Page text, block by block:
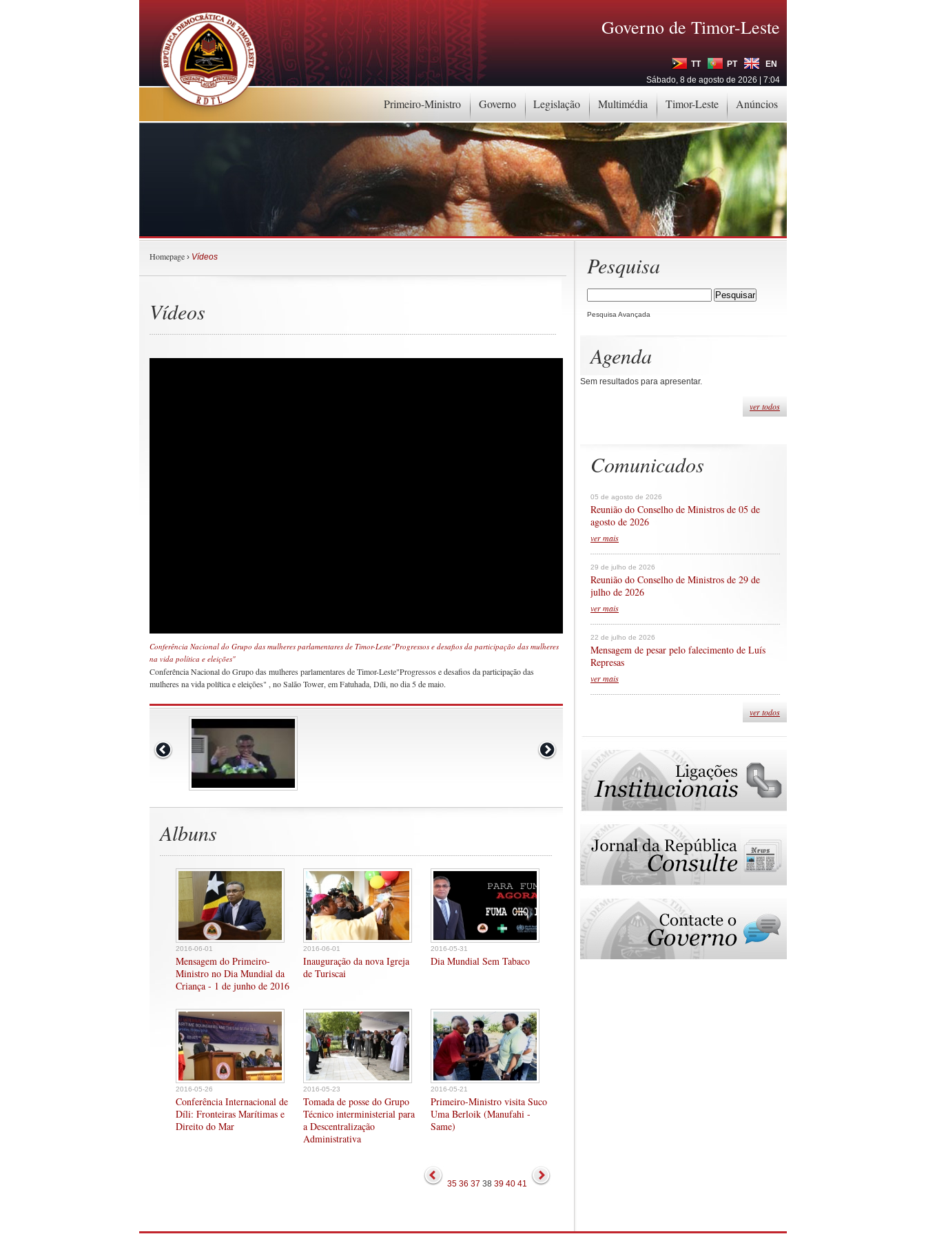
Primeiro-Ministro Governo Legislação Multimédia Timor-Leste Anúncios
Governo de Timor-Leste
TT PT
EN
Sábado, 8 de agosto de 2026 | 7:04
Pesquisa
Pesquisa Avançada
Agenda
Sem resultados para apresentar.
ver todos
Comunicados
05 de agosto de 2026
Reunião do Conselho de Ministros de 05 de
agosto de 2026
ver mais
29 de julho de 2026
Reunião do Conselho de Ministros de 29 de
julho de 2026
ver mais
22 de julho de 2026
Mensagem de pesar pelo falecimento de Luís
Represas
ver mais
ver todos
Homepage › Vídeos
Vídeos
Conferência Nacional do Grupo das mulheres parlamentares de Timor-Leste"Progressos e desafios da participação das mulheres
na vida política e eleições"
Conferência Nacional do Grupo das mulheres parlamentares de Timor-Leste"Progressos e desafios da participação das
mulheres na vida política e eleições" , no Salão Tower, em Fatuhada, Díli, no dia 5 de maio.
Albuns
2016-06-01
Mensagem do Primeiro-
Ministro no Dia Mundial da
Criança - 1 de junho de 2016
2016-06-01
Inauguração da nova Igreja
de Turiscai
2016-05-31
Dia Mundial Sem Tabaco
2016-05-26
Conferência Internacional de
Díli: Fronteiras Marítimas e
Direito do Mar
2016-05-23
Tomada de posse do Grupo
Técnico interministerial para
a Descentralização
Administrativa
2016-05-21
Primeiro-Ministro visita Suco
Uma Berloik (Manufahi -
Same)
35 36 37 38 39 40 41